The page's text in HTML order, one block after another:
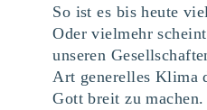
So ist es bis heute
Oder vielmehr
unseren
Art generelles Klima
Gott breit zu